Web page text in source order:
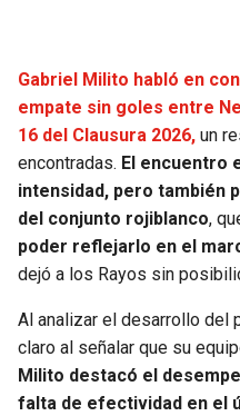
RAMS
49ERS
SEAHAWKS
LIONS
PACKERS
ROCKETS
GRIZZLIES
PELICANS
NUGGETS
TIMBERWOLVES
Gabriel Milito habló en
empate sin goles entre
16 del Clausura 2026, un
encontradas. El encuentro
intensidad, pero también
del conjunto rojiblanco,
poder reflejarlo en el
dejó a los Rayos sin
Al analizar el desarrollo del
claro al señalar que su
Milito destacó el
falta de efectividad en el